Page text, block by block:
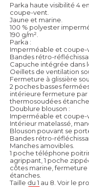
Parka haute visibilité 4
coupe-vent.
Jaune et marine.
100 % polyester
190 g/m².
Parka :
Imperméable et coupe-
Bandes rétro-
Capuche intégrée dans
Oeillets de ventilation
Fermeture à glissière
2 poches basses
intérieure fermeture
thermosoudées
Doublure blouson :
Imperméable et coupe-
Intérieur matelassé,
Blouson pouvant se
Bandes rétro-
Manches amovibles.
1 poche téléphone
agrippant, 1 poche
côtes marine,
étanches.
Taille du 1 au 8. Voir le